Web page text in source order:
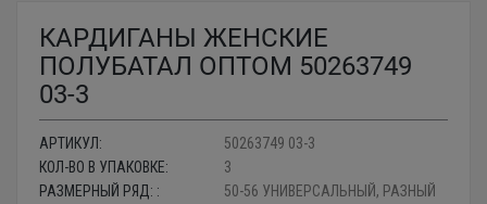
КАРДИГАНЫ ЖЕНСКИЕ
ПОЛУБАТАЛ ОПТОМ 50263749
03-3
АРТИКУЛ:
50263749 03-3
КОЛ-ВО В УПАКОВКЕ:
3
РАЗМЕРНЫЙ РЯД: :
50-56 УНИВЕРСАЛЬНЫЙ, РАЗНЫЙ